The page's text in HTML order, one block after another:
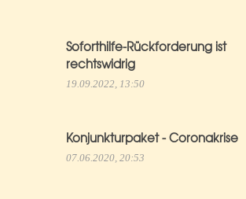
Soforthilfe-Rückforderung ist
rechtswidrig
19.09.2022, 13:50
Konjunkturpaket - Coronakrise
07.06.2020, 20:53